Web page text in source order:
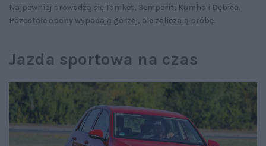
Najpewniej prowadzą się Tomket, Semperit, Kumho i Dębica.
Pozostałe opony wypadają gorzej, ale zaliczają próbę.
Jazda sportowa na czas